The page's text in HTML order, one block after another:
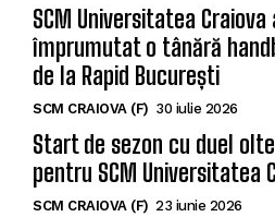
SCM Universitatea Craiova
împrumutat o tânără
de la Rapid București
SCM CRAIOVA (F) 30 iulie 2026
Start de sezon cu duel
pentru SCM Universitatea
SCM CRAIOVA (F) 23 iunie 2026